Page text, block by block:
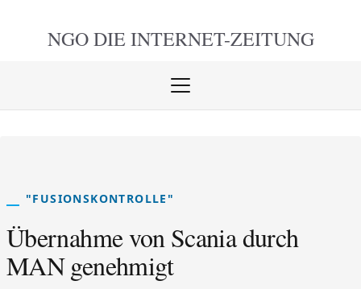
NGO DIE INTERNET-ZEITUNG
Menü
"FUSIONSKONTROLLE"
Übernahme von Scania durch
MAN genehmigt